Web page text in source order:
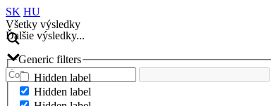
SK HU
Všetky výsledky
Ďalšie výsledky...
Generic filters
Hidden label
Hidden label